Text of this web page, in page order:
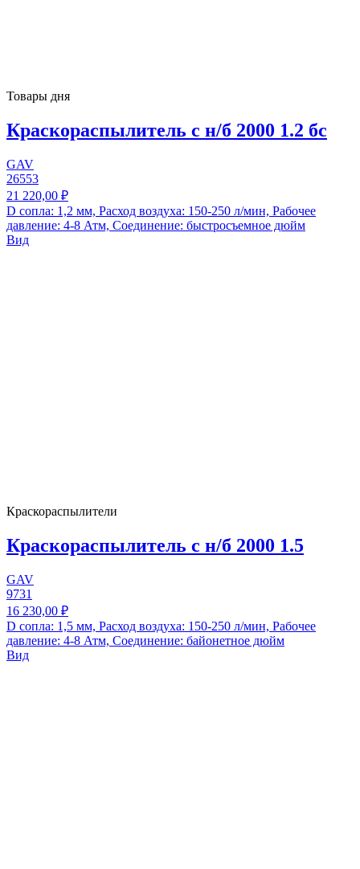
Товары дня
Краскораспылитель с н/б 2000 1.2 бс
GAV
26553
21 220,00 ₽
D сопла: 1,2 мм, Расход воздуха: 150-250 л/мин, Рабочее
давление: 4-8 Атм, Соединение: быстросъемное дюйм
Вид
Краскораспылители
Краскораспылитель с н/б 2000 1.5
GAV
9731
16 230,00 ₽
D сопла: 1,5 мм, Расход воздуха: 150-250 л/мин, Рабочее
давление: 4-8 Атм, Соединение: байонетное дюйм
Вид